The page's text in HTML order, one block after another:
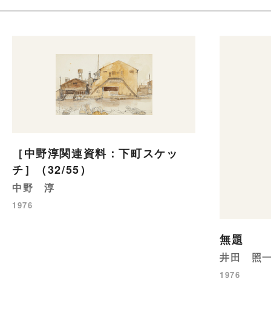
［中野淳関連資料：下町スケッ
チ］（32/55）
中野 淳
1976
無題
井田 照
1976